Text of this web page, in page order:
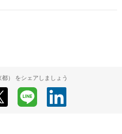
） をシェアしましょう